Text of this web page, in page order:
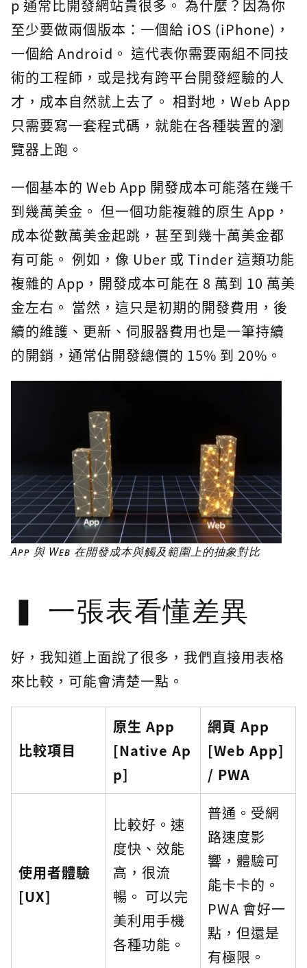
p 通常比開發網站貴很多。 為什麼？因為你
至少要做兩個版本：一個給 iOS (iPhone)，
一個給 Android。 這代表你需要兩組不同技
術的工程師，或是找有跨平台開發經驗的人
才，成本自然就上去了。 相對地，Web App
只需要寫一套程式碼，就能在各種裝置的瀏
覽器上跑。
一個基本的 Web App 開發成本可能落在幾千
到幾萬美金。 但一個功能複雜的原生 App，
成本從數萬美金起跳，甚至到幾十萬美金都
有可能。 例如，像 Uber 或 Tinder 這類功能
複雜的 App，開發成本可能在 8 萬到 10 萬美
金左右。 當然，這只是初期的開發費用，後
續的維護、更新、伺服器費用也是一筆持續
的開銷，通常佔開發總價的 15% 到 20%。
App 與 Web 在開發成本與觸及範圍上的抽象對比
一張表看懂差異
好，我知道上面說了很多，我們直接用表格
來比較，可能會清楚一點。
比較項目
原生 App
[Native Ap
p]
網頁 App
[Web App]
/ PWA
使用者體驗
[UX]
比較好。速
度快、效能
高，很流
暢。 可以完
美利用手機
各種功能。
普通。受網
路速度影
響，體驗可
能卡卡的。
PWA 會好一
點，但還是
有極限。